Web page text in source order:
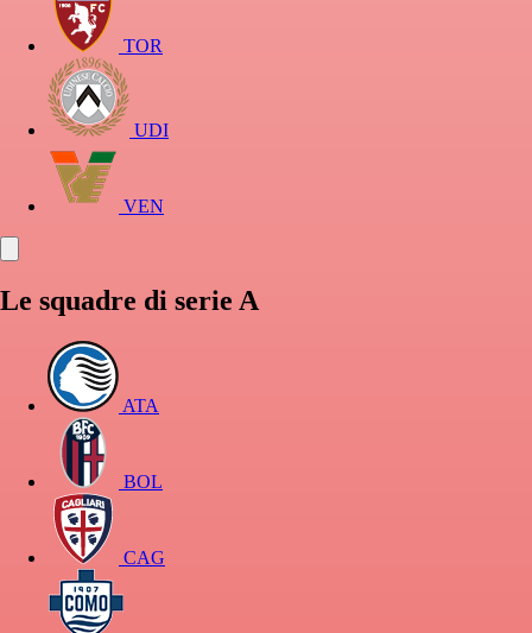
TOR
UDI
VEN
Le squadre di serie A
ATA
BOL
CAG